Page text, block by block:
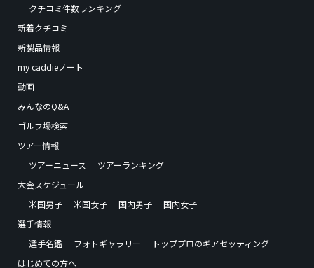
クチコミ件数ランキング
新着クチコミ
新製品情報
my caddieノート
動画
みんなのQ&A
ゴルフ場検索
ツアー情報
ツアーニュース
ツアーランキング
大会スケジュール
米国男子
米国女子 国内男子
国内女子
選手情報
選手名鑑
フォトギャラリー
トッププロのギアセッティング
はじめての方へ